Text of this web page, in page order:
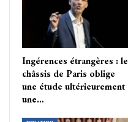
Ingérences étrangères : le
châssis de Paris oblige
une étude ultérieurement
une…